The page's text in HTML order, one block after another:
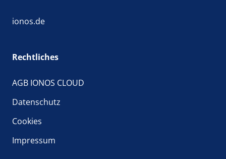
ionos.de
Rechtliches
AGB IONOS CLOUD
Datenschutz
Cookies
Impressum